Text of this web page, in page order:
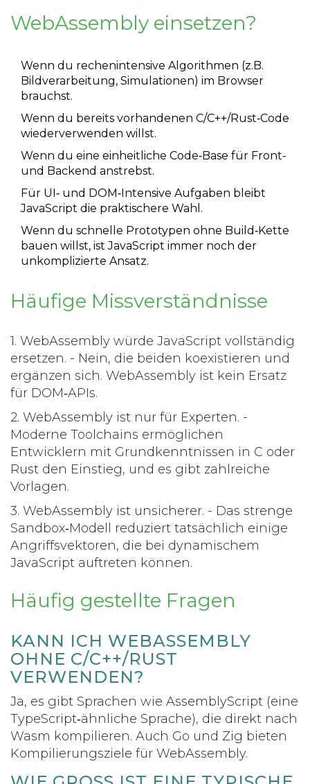
WebAssembly einsetzen?
Wenn du rechenintensive Algorithmen (z.B.
Bildverarbeitung, Simulationen) im Browser
brauchst.
Wenn du bereits vorhandenen C/C++/Rust‑Code
wiederverwenden willst.
Wenn du eine einheitliche Code‑Base für Front‑
und Backend anstrebst.
Für UI‑ und DOM‑Intensive Aufgaben bleibt
JavaScript die praktischere Wahl.
Wenn du schnelle Prototypen ohne Build‑Kette
bauen willst, ist JavaScript immer noch der
unkomplizierte Ansatz.
Häufige Missverständnisse
1. WebAssembly würde JavaScript vollständig
ersetzen. - Nein, die beiden koexistieren und
ergänzen sich. WebAssembly ist kein Ersatz
für DOM‑APIs.
2. WebAssembly ist nur für Experten. -
Moderne Toolchains ermöglichen
Entwicklern mit Grundkenntnissen in C oder
Rust den Einstieg, und es gibt zahlreiche
Vorlagen.
3. WebAssembly ist unsicherer. - Das strenge
Sandbox‑Modell reduziert tatsächlich einige
Angriffsvektoren, die bei dynamischem
JavaScript auftreten können.
Häufig gestellte Fragen
KANN ICH WEBASSEMBLY
OHNE C/C++/RUST
VERWENDEN?
Ja, es gibt Sprachen wie AssemblyScript (eine
TypeScript‑ähnliche Sprache), die direkt nach
Wasm kompilieren. Auch Go und Zig bieten
Kompilierungsziele für WebAssembly.